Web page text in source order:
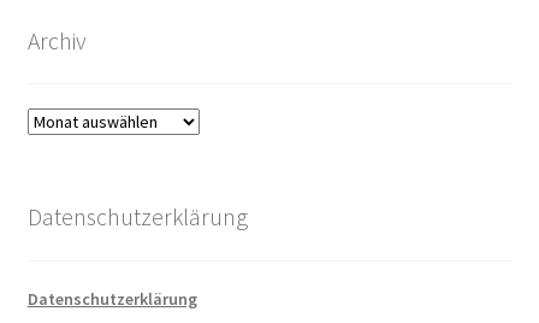
Archiv
Archiv
Datenschutzerklärung
Datenschutzerklärung